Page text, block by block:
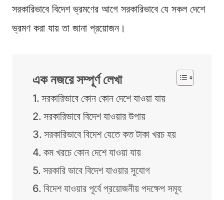
সরকারিভাবে বিদেশ ভ্রমণের আগে সরকারিভাবে যে সকল দেশে
ভ্রমণ করা যায় তা জানা প্রয়োজন।
এক নজরে সম্পূর্ণ লেখা
সরকারিভাবে কোন কোন দেশে যাওয়া যায়
সরকারিভাবে বিদেশ যাওয়ার উপায়
সরকারিভাবে বিদেশ যেতে কত টাকা খরচ হয়
কম খরচে কোন দেশে যাওয়া যায়
সরকারি ভাবে বিদেশ যাওয়ার সুযোগ
বিদেশ যাওয়ার পূর্বে প্রয়োজনীয় পদক্ষেপ সমূহ